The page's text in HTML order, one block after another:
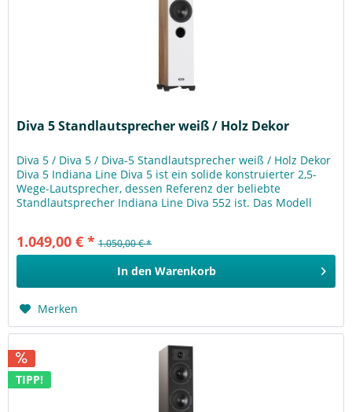
Diva 5 Standlautsprecher weiß / Holz Dekor
Diva 5 / Diva 5 / Diva-5 Standlautsprecher weiß / Holz Dekor
Diva 5 Indiana Line Diva 5 ist ein solide konstruierter 2,5-
Wege-Lautsprecher, dessen Referenz der beliebte
Standlautsprecher Indiana Line Diva 552 ist. Das Modell
1.049,00 € * 1.050,00 € *
In den Warenkorb
Merken
TIPP!